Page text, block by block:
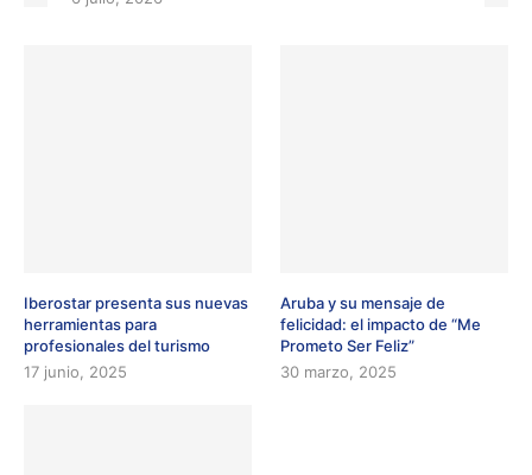
Iberostar presenta sus nuevas
herramientas para
profesionales del turismo
17 junio, 2025
Aruba y su mensaje de
felicidad: el impacto de “Me
Prometo Ser Feliz”
30 marzo, 2025